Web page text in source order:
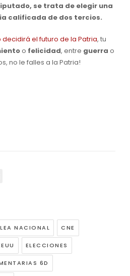
se trata de elegir una
calificada de dos tercios.
decidirá el futuro de la Patria, tu
o felicidad, entre guerra o
no le falles a la Patria!
NACIONAL CNE
ELECCIONES
6D